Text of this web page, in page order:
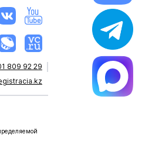
809 92 29